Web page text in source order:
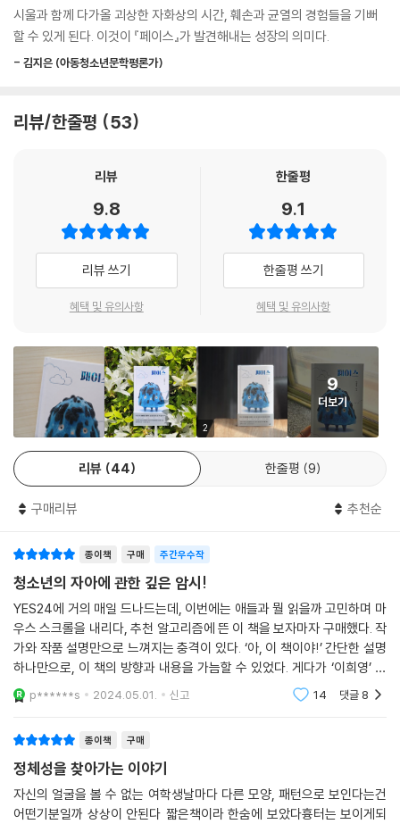
서의 흉터를 직면하고 나아가 긍정하는 시울의 모습은 우리가 자아상을 어
떻게 구축해야 할지 그 실마리를 보여준다. 무언가를 진심으로 보는 것은
한다”는 작가의 말과도 상통하는 지점이다.
『페이스』의 또 하나 빛나는 지점은, 자아에의 이해가 타인에 대한 이해와
연대로 확장되어가는 광경까지 그려낸 데 있다. 시울이 직면하는 것은 자
를 넓혀가는 시울의 눈에 포착되는 주위 사람들이 감춰온 ‘진짜 얼굴’이다.
매일 거울을 붙들고 살지만 정작 자신의 반짝이는 면을 잘 알지 못하는 라
미, 세월의 흐름이 고스란히 새겨진 연로한 얼굴 아래 천진한 표정을 지니
고 있는 할머니 최옥분 씨, 그리고 다난한 가정사로 인해 무뚝뚝한 가면을
쓰게 되었으나 마음속 깊이 상처를 간직하고 있는 묵재를 차례로 바라보면
서, 시울은 “보이지 않는 것들”을 직시하고 “거울 너머” 무궁무진하게 변
화되는 세상이 있음을 발견하기에 이른다. 결국 『페이스』는 ‘나’라는 존재
실을 이 세상 모든 ‘나’들에게 적용해보기를 다정하게 권하는 소설이다.
작가의 말
인간은 모두 삶의 불확실성을 지닌 채 하루하루 살아간다. 그것이 누군가
에게는 두려움이겠지만, 또 다른 이에게는 기대가 될 수 있다. 시각이 아닌,
마음의 시선에 따라 인생은 충분히 달라질 수 있다. 나는 내가 보는 것이 전
부가 아님을 잊지 않으려 한다.
_「작가의 말」 중에서
시울과 함께 다가올 괴상한 자화상의 시간, 훼손과 균열의 경험들을 기뻐
할 수 있게 된다. 이것이 『페이스』가 발견해내는 성장의 의미다.
- 김지은 (아동청소년문학평론가)
리뷰/한줄평 53
리뷰
9.8
리뷰 쓰기
혜택 및 유의사항
한줄평
9.1
한줄평 쓰기
혜택 및 유의사항
2
9
더보기
리뷰 44 한줄평 9
구매리뷰 추천순
종이책 구매 주간우수작
청소년의 자아에 관한 깊은 암시!
YES24에 거의 매일 드나드는데, 이번에는 애들과 뭘 읽을까 고민하며 마
우스 스크롤을 내리다, 추천 알고리즘에 뜬 이 책을 보자마자 구매했다. 작
가와 작품 설명만으로 느껴지는 충격이 있다. ‘아, 이 책이야!’ 간단한 설명
하나만으로, 이 책의 방향과 내용을 가늠할 수 있었다. 게다가 ‘이희영’ 작
가의 책이잖은가. 이희영 작가의 책은 거의 다 읽은 것 같다. 창비 청소년
문
p******s 2024.05.01. 신고 14 댓글 8
종이책 구매
정체성을 찾아가는 이야기
자신의 얼굴을 볼 수 없는 여학생날마다 다른 모양, 패턴으로 보인다는건
어떤기분일까 상상이 안된다 짧은책이라 한숨에 보았다흉터는 보이게되